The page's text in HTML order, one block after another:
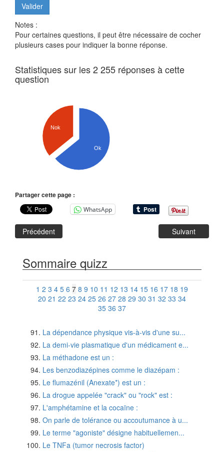
Notes :
Pour certaines questions, il peut être nécessaire de cocher
plusieurs cases pour indiquer la bonne réponse.
Statistiques sur les 2 255 réponses à cette
question
Nok
Ok
Partager cette page :
WhatsApp
Précédent Suivant
Sommaire quizz
1 2 3 4 5 6 7 8 9 10 11 12 13 14 15 16 17 18 19
20 21 22 23 24 25 26 27 28 29 30 31 32 33 34
35 36 37
La dépendance physique vis-à-vis d'une su...
La demi-vie plasmatique d'un médicament e...
La méthadone est un :
Les benzodiazépines comme le diazépam :
Le flumazénil (Anexate*) est un :
La drogue appelée "crack" ou "rock" est :
L'amphétamine et la cocaïne :
On parle de tolérance ou accoutumance à u...
Le terme "agoniste" désigne habituellemen...
Le TNFa (tumor necrosis factor)